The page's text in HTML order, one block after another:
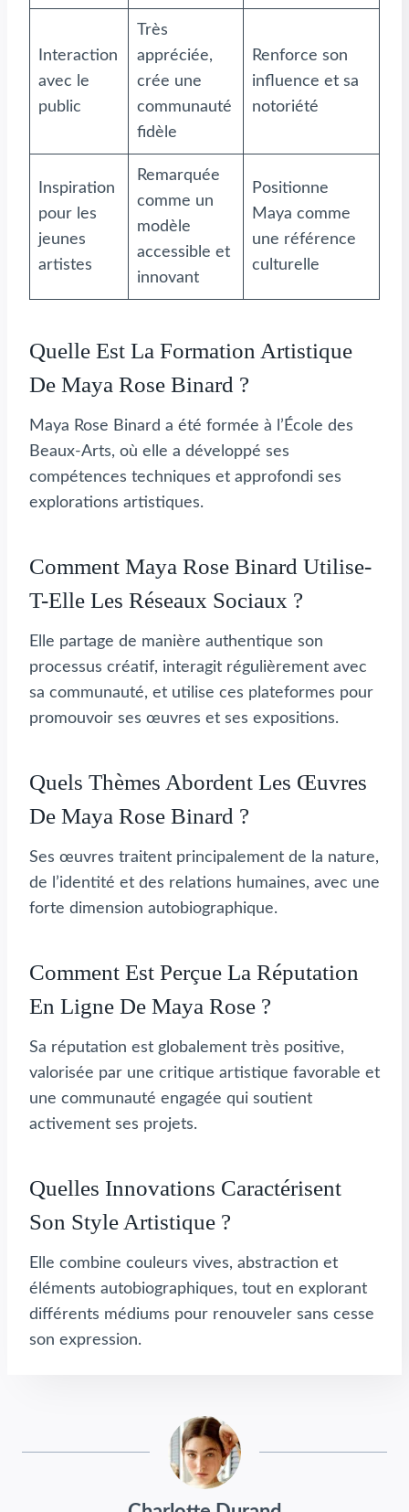
Interaction
avec le
public
Très
appréciée,
crée une
communauté
fidèle
Renforce son
influence et sa
notoriété
Inspiration
pour les
jeunes
artistes
Remarquée
comme un
modèle
accessible et
innovant
Positionne
Maya comme
une référence
culturelle
Quelle Est La Formation Artistique
De Maya Rose Binard ?
Maya Rose Binard a été formée à l’École des
Beaux-Arts, où elle a développé ses
compétences techniques et approfondi ses
explorations artistiques.
Comment Maya Rose Binard Utilise-
T-Elle Les Réseaux Sociaux ?
Elle partage de manière authentique son
processus créatif, interagit régulièrement avec
sa communauté, et utilise ces plateformes pour
promouvoir ses œuvres et ses expositions.
Quels Thèmes Abordent Les Œuvres
De Maya Rose Binard ?
Ses œuvres traitent principalement de la nature,
de l’identité et des relations humaines, avec une
forte dimension autobiographique.
Comment Est Perçue La Réputation
En Ligne De Maya Rose ?
Sa réputation est globalement très positive,
valorisée par une critique artistique favorable et
une communauté engagée qui soutient
activement ses projets.
Quelles Innovations Caractérisent
Son Style Artistique ?
Elle combine couleurs vives, abstraction et
éléments autobiographiques, tout en explorant
différents médiums pour renouveler sans cesse
son expression.